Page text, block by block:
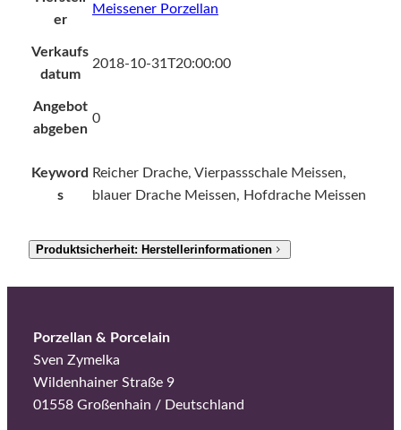
er
Meissener Porzellan
Verkaufs
datum
2018-10-31T20:00:00
Angebot
abgeben
0
Keyword
s
Reicher Drache, Vierpassschale Meissen,
blauer Drache Meissen, Hofdrache Meissen
Produktsicherheit: Herstellerinformationen
Porzellan & Porcelain
Sven Zymelka
Wildenhainer Straße 9
01558 Großenhain / Deutschland